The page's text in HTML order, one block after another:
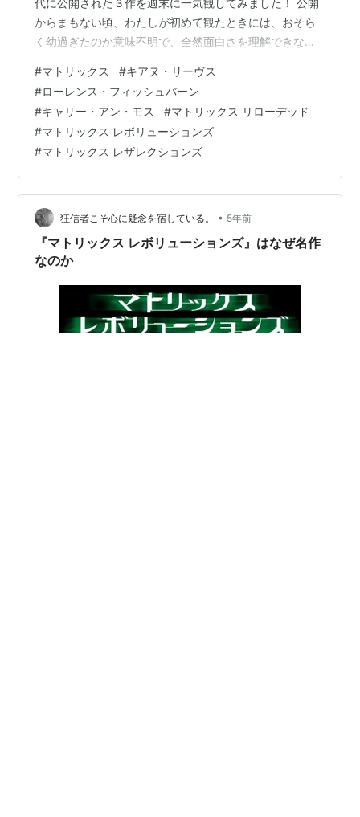
代に公開された３作を週末に一気観してみました！ 公開
からまもない頃、わたしが初めて観たときには、おそら
く幼過ぎたのか意味不明で、全然面白さを理解できなか
メッセージと世界観の新しさ（当時からして）はまさに
レボリューション！（？）だったと思います。 最近、主
役の二人（ネオ＆トリニティ）が実はカナダ人だと知っ
て、それだけでもテンションが上がっています。笑 予告
編はこちら↓ youtu.be 2021年はクリスマス時期公開の
大作映画が多い！！（『ス…
#マトリックス #キアヌ・リーヴス
#ローレンス・フィッシュバーン
#キャリー・アン・モス #マトリックス リローデッド
#マトリックス レボリューションズ
#マトリックス レザレクションズ
狂信者こそ心に疑念を宿している。 • 5年前
『マトリックス レボリューションズ』はなぜ名作
なのか